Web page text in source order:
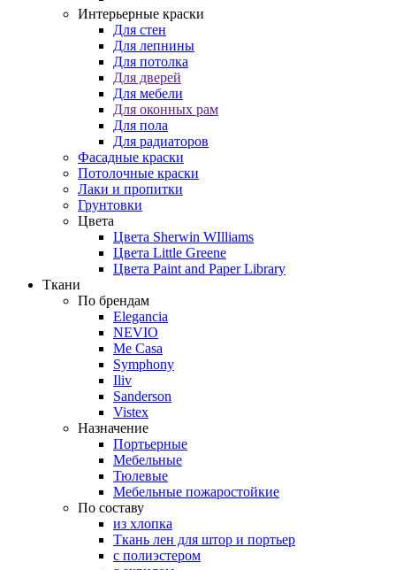
Интерьерные краски
Для стен
Для лепнины
Для потолка
Для дверей
Для мебели
Для оконных рам
Для пола
Для радиаторов
Фасадные краски
Потолочные краски
Лаки и пропитки
Грунтовки
Цвета
Цвета Sherwin WIlliams
Цвета Little Greene
Цвета Paint and Paper Library
Ткани
По брендам
Elegancia
NEVIO
Me Casa
Symphony
Iliv
Sanderson
Vistex
Назначение
Портьерные
Мебельные
Тюлевые
Мебельные пожаростойкие
По составу
из хлопка
Ткань лен для штор и портьер
с полиэстером